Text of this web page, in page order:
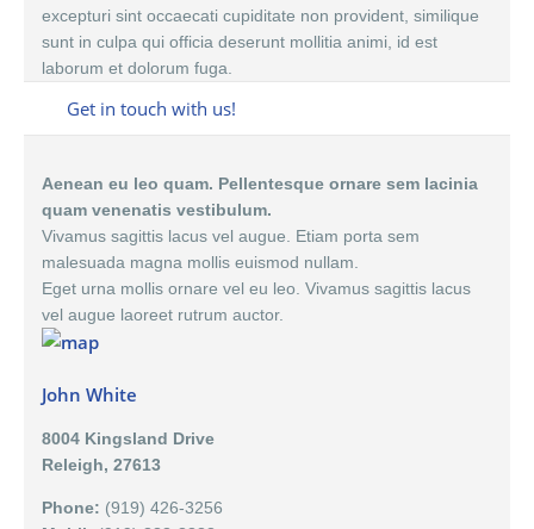
excepturi sint occaecati cupiditate non provident, similique
sunt in culpa qui officia deserunt mollitia animi, id est
laborum et dolorum fuga.
Get in touch with us!
Aenean eu leo quam. Pellentesque ornare sem lacinia
quam venenatis vestibulum.
Vivamus sagittis lacus vel augue. Etiam porta sem
malesuada magna mollis euismod nullam.
Eget urna mollis ornare vel eu leo. Vivamus sagittis lacus
vel augue laoreet rutrum auctor.
John White
8004 Kingsland Drive
Releigh, 27613
Phone: (919) 426-3256